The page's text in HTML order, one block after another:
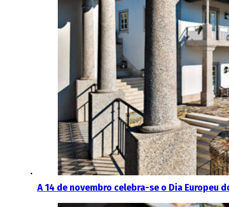
A 14 de novembro celebra-se o Dia Europeu